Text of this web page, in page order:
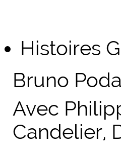
Histoires
Bruno
Avec
Candelier,